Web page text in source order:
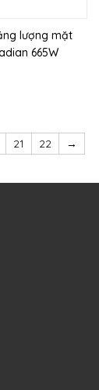
lượng mặt
665W
21 22 →